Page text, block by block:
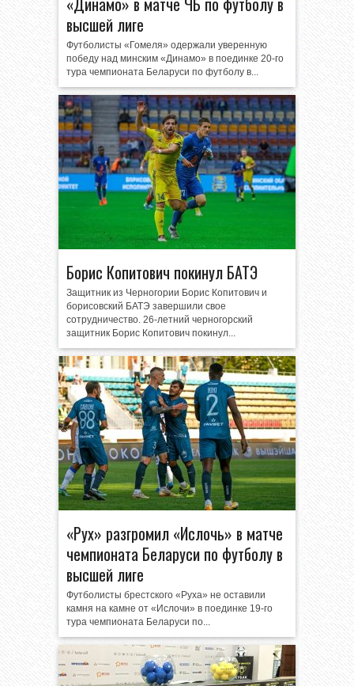
высшей лиге
Футболисты «Гомеля» одержали уверенную
победу над минским «Динамо» в поединке 20-го
тура чемпионата Беларуси по футболу в...
Борис Копитович покинул БАТЭ
Защитник из Черногории Борис Копитович и
борисовский БАТЭ завершили свое
сотрудничество. 26-летний черногорский
защитник Борис Копитович покинул...
«Рух» разгромил «Ислочь» в матче
чемпионата Беларуси по футболу в
высшей лиге
Футболисты брестского «Руха» не оставили
камня на камне от «Ислочи» в поединке 19-го
тура чемпионата Беларуси по...